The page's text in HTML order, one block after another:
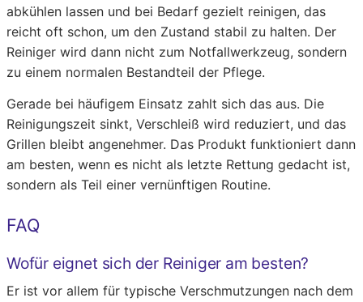
abkühlen lassen und bei Bedarf gezielt reinigen, das
reicht oft schon, um den Zustand stabil zu halten. Der
Reiniger wird dann nicht zum Notfallwerkzeug, sondern
zu einem normalen Bestandteil der Pflege.
Gerade bei häufigem Einsatz zahlt sich das aus. Die
Reinigungszeit sinkt, Verschleiß wird reduziert, und das
Grillen bleibt angenehmer. Das Produkt funktioniert dann
am besten, wenn es nicht als letzte Rettung gedacht ist,
sondern als Teil einer vernünftigen Routine.
FAQ
Wofür eignet sich der Reiniger am besten?
Er ist vor allem für typische Verschmutzungen nach dem